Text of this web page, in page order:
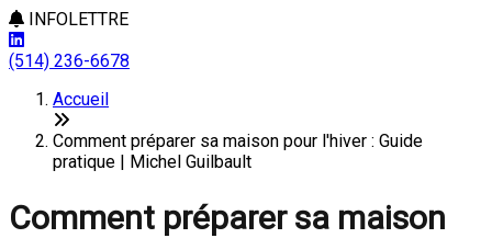
INFOLETTRE
(514) 236-6678
Accueil
Comment préparer sa maison pour l'hiver : Guide
pratique | Michel Guilbault
Comment préparer sa maison